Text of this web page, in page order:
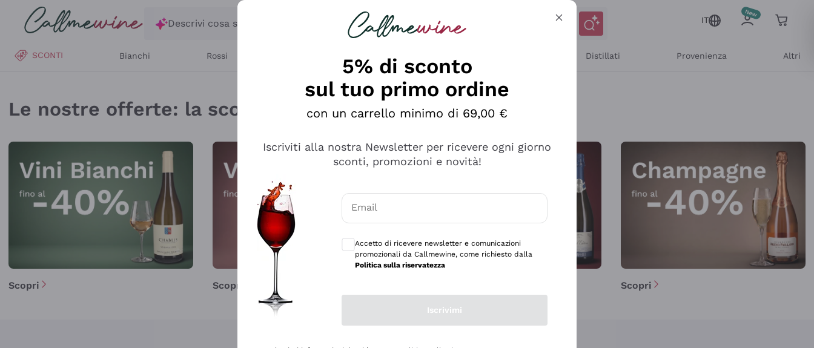
Salta al contenuto principale
Descrivi cosa stai cercando
IT
SCONTI Bianchi Rossi Distillati Provenienza Altri
Callmewine: Vendita Vino Online, Enoteca e Shop Online
Le nostre offerte: la scorta perfetta inizia da qui!
Scopri Scopri Scopri
5% di sconto
sul tuo primo ordine
con un carrello minimo di 69,00 €
Iscriviti alla nostra Newsletter per ricevere ogni giorno
sconti, promozioni e novità!
Email
Consensi opzionali per ricevere comunicazioni e offerte personalizzate
Accetto di ricevere newsletter e comunicazioni
promozionali da Callmewine, come richiesto dalla
Politica sulla riservatezza
Iscrivimi